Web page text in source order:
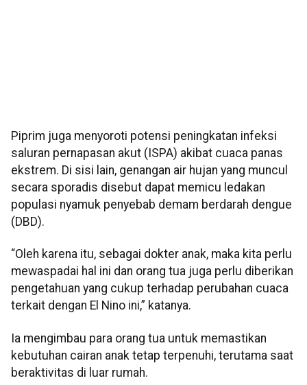
Piprim juga menyoroti potensi peningkatan infeksi
saluran pernapasan akut (ISPA) akibat cuaca panas
ekstrem. Di sisi lain, genangan air hujan yang muncul
secara sporadis disebut dapat memicu ledakan
populasi nyamuk penyebab demam berdarah dengue
(DBD).
“Oleh karena itu, sebagai dokter anak, maka kita perlu
mewaspadai hal ini dan orang tua juga perlu diberikan
pengetahuan yang cukup terhadap perubahan cuaca
terkait dengan El Nino ini,” katanya.
Ia mengimbau para orang tua untuk memastikan
kebutuhan cairan anak tetap terpenuhi, terutama saat
beraktivitas di luar rumah.